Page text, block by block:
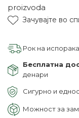
proizvoda
Зачувајте во
Рок на
Бесплатна
денари
Сигурно и
Можност за